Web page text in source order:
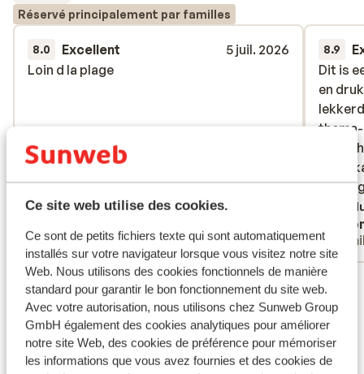
Ce site web utilise des cookies.
Ce sont de petits fichiers texte qui sont automatiquement
installés sur votre navigateur lorsque vous visitez notre site
Web. Nous utilisons des cookies fonctionnels de manière
standard pour garantir le bon fonctionnement du site web.
Avec votre autorisation, nous utilisons chez Sunweb Group
GmbH également des cookies analytiques pour améliorer
notre site Web, des cookies de préférence pour mémoriser
les informations que vous avez fournies et des cookies de
Réservé principalement par familles
8.0 Excellent
5 juil. 2026
Loin d la plage
Loin d la plage
Familles
8.9
Dit is
en
net te
Onze
ideaal
met
was
misten
vragen
Dit is
en
net te
Onze
ideaal
Voir tous les 79 avis
Emplacement